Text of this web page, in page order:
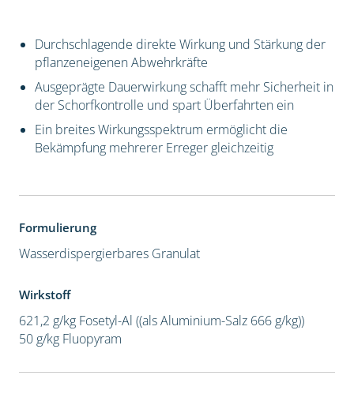
Durchschlagende direkte Wirkung und Stärkung der
pflanzeneigenen Abwehrkräfte
Ausgeprägte Dauerwirkung schafft mehr Sicherheit in
der Schorfkontrolle und spart Überfahrten ein
Ein breites Wirkungsspektrum ermöglicht die
Bekämpfung mehrerer Erreger gleichzeitig
Formulierung
Wasserdispergierbares Granulat
Wirkstoff
621,2 g/kg Fosetyl-Al ((als Aluminium-Salz 666 g/kg))
50 g/kg Fluopyram